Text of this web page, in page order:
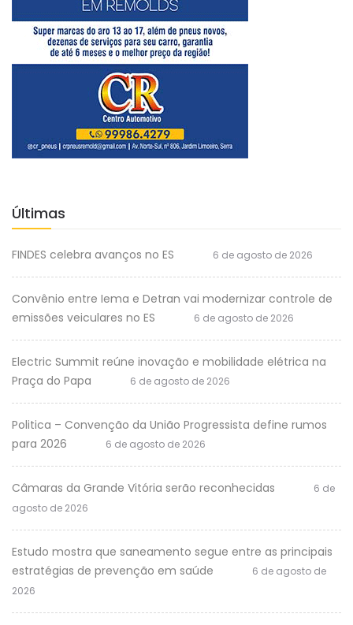
Últimas
FINDES celebra avanços no ES 6 de agosto de 2026
Convênio entre Iema e Detran vai modernizar controle de
emissões veiculares no ES
6 de agosto de 2026
Electric Summit reúne inovação e mobilidade elétrica na
Praça do Papa
6 de agosto de 2026
Politica – Convenção da União Progressista define rumos
para 2026
6 de agosto de 2026
Câmaras da Grande Vitória serão reconhecidas
6 de
agosto de 2026
Estudo mostra que saneamento segue entre as principais
estratégias de prevenção em saúde
6 de agosto de
2026